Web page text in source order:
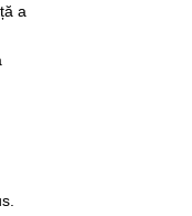
a